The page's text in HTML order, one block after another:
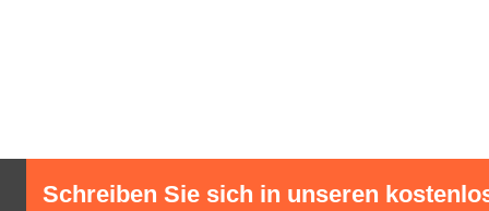
Schreiben Sie sich in unseren